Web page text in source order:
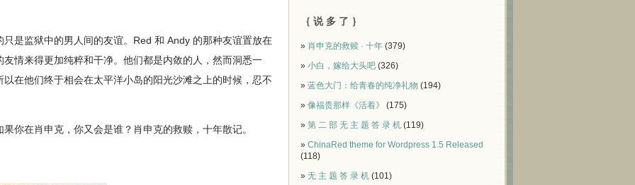
监狱中的男人间的友谊。Red 和 Andy 的那种友谊置放在
情来得更加纯粹和干净。他们都是内敛的人，然而洞悉一
在他们终于相会在太平洋小岛的阳光沙滩之上的时候，忍不
在肖申克，你又会是谁？肖申克的救赎，十年散记。
｛ 说 多 了 ｝
» 肖申克的救赎 · 十年 (379)
» 小白，嫁给大头吧 (326)
» 蓝色大门：给青春的纯净礼物 (194)
» 像福贵那样《活着》
(175)
» 第 二 部 无 主 题 答 录 机 (119)
» ChinaRed theme for Wordpress 1.5 Released
(118)
» 无 主 题 答 录 机 (101)